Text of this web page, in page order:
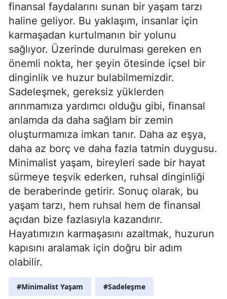
finansal faydalarını sunan bir yaşam tarzı
haline geliyor. Bu yaklaşım, insanlar için
karmaşadan kurtulmanın bir yolunu
sağlıyor. Üzerinde durulması gereken en
önemli nokta, her şeyin ötesinde içsel bir
dinginlik ve huzur bulabilmemizdir.
Sadeleşmek, gereksiz yüklerden
arınmamıza yardımcı olduğu gibi, finansal
anlamda da daha sağlam bir zemin
oluşturmamıza imkan tanır. Daha az eşya,
daha az borç ve daha fazla tatmin duygusu.
Minimalist yaşam, bireyleri sade bir hayat
sürmeye teşvik ederken, ruhsal dinginliği
de beraberinde getirir. Sonuç olarak, bu
yaşam tarzı, hem ruhsal hem de finansal
açıdan bize fazlasıyla kazandırır.
Hayatımızın karmaşasını azaltmak, huzurun
kapısını aralamak için doğru bir adım
olabilir.
#Minimalist Yaşam #Sadeleşme